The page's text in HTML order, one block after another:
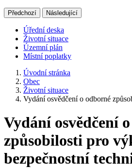
Předchozí Následující
Úřední deska
Životní situace
Územní plán
Místní poplatky
Úvodní stránka
Obec
Životní situace
Vydání osvědčení o odborné
Vydání osvědčení
způsobilosti pro
bezpečnostní